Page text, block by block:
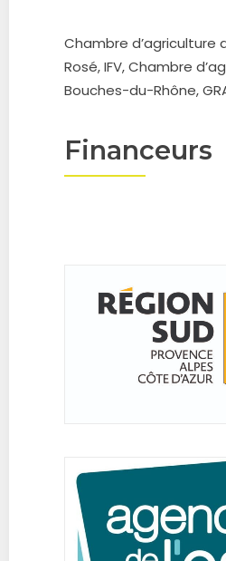
Chambre d’agriculture
Rosé, IFV, Chambre
Bouches-du-Rhône,
Financeurs